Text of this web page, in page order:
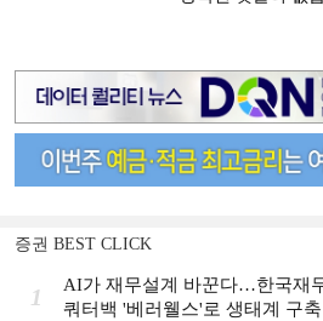
증권 BEST CLICK
1
AI가 재무설계 바꾼다…한국재
쿼터백 '베러웰스'로 생태계 구축